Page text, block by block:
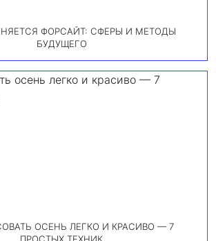
ФОРСАЙТ: СФЕРЫ И МЕТОДЫ
БУДУЩЕГО
ОСЕНЬ ЛЕГКО И КРАСИВО — 7
ПРОСТЫХ ТЕХНИК